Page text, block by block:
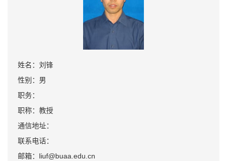
姓名：刘锋
性别：男
职务：
职称：教授
通信地址：
联系电话：
邮箱：liuf@buaa.edu.cn